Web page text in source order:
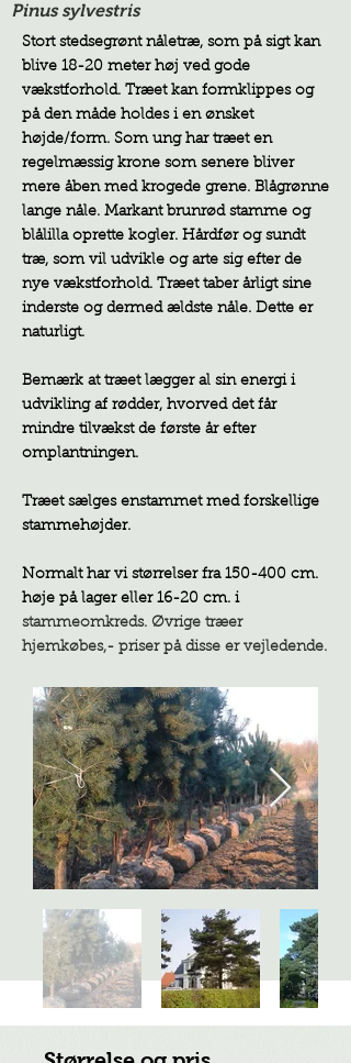
Pinus sylvestris
Stort stedsegrønt nåletræ, som på sigt kan
blive 18-20 meter høj ved gode
vækstforhold. Træet kan formklippes og
på den måde holdes i en ønsket
højde/form. Som ung har træet en
regelmæssig krone som senere bliver
mere åben med krogede grene. Blågrønne
lange nåle. Markant brunrød stamme og
blålilla oprette kogler. Hårdfør og sundt
træ, som vil udvikle og arte sig efter de
nye vækstforhold. Træet taber årligt sine
inderste og dermed ældste nåle. Dette er
naturligt.
Bemærk at træet lægger al sin energi i
udvikling af rødder, hvorved det får
mindre tilvækst de første år efter
omplantningen.
Træet sælges enstammet med forskellige
stammehøjder.
Normalt har vi størrelser fra 150-400 cm.
høje på lager eller 16-20 cm. i
stammeomkreds. Øvrige træer
hjemkøbes,- priser på disse er vejledende.